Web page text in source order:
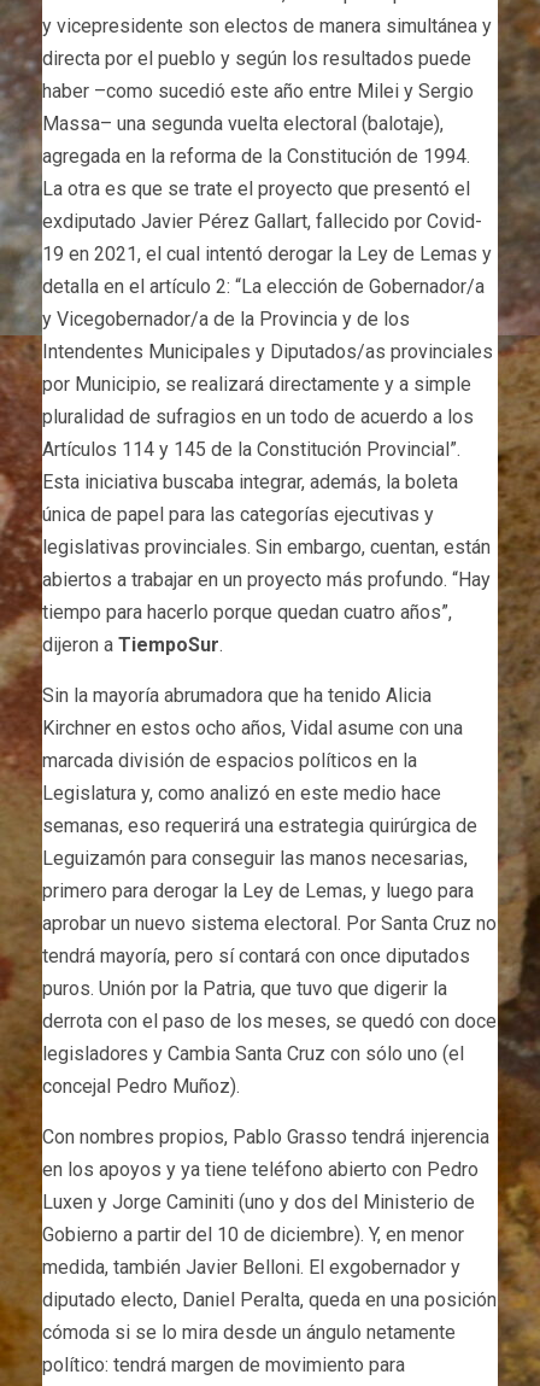
y vicepresidente son electos de manera simultánea y
directa por el pueblo y según los resultados puede
haber –como sucedió este año entre Milei y Sergio
Massa– una segunda vuelta electoral (balotaje),
agregada en la reforma de la Constitución de 1994.
La otra es que se trate el proyecto que presentó el
exdiputado Javier Pérez Gallart, fallecido por Covid-
19 en 2021, el cual intentó derogar la Ley de Lemas y
detalla en el artículo 2: “La elección de Gobernador/a
y Vicegobernador/a de la Provincia y de los
Intendentes Municipales y Diputados/as provinciales
por Municipio, se realizará directamente y a simple
pluralidad de sufragios en un todo de acuerdo a los
Artículos 114 y 145 de la Constitución Provincial”.
Esta iniciativa buscaba integrar, además, la boleta
única de papel para las categorías ejecutivas y
legislativas provinciales. Sin embargo, cuentan, están
abiertos a trabajar en un proyecto más profundo. “Hay
tiempo para hacerlo porque quedan cuatro años”,
dijeron a TiempoSur.
Sin la mayoría abrumadora que ha tenido Alicia
Kirchner en estos ocho años, Vidal asume con una
marcada división de espacios políticos en la
Legislatura y, como analizó en este medio hace
semanas, eso requerirá una estrategia quirúrgica de
Leguizamón para conseguir las manos necesarias,
primero para derogar la Ley de Lemas, y luego para
aprobar un nuevo sistema electoral. Por Santa Cruz no
tendrá mayoría, pero sí contará con once diputados
puros. Unión por la Patria, que tuvo que digerir la
derrota con el paso de los meses, se quedó con doce
legisladores y Cambia Santa Cruz con sólo uno (el
concejal Pedro Muñoz).
Con nombres propios, Pablo Grasso tendrá injerencia
en los apoyos y ya tiene teléfono abierto con Pedro
Luxen y Jorge Caminiti (uno y dos del Ministerio de
Gobierno a partir del 10 de diciembre). Y, en menor
medida, también Javier Belloni. El exgobernador y
diputado electo, Daniel Peralta, queda en una posición
cómoda si se lo mira desde un ángulo netamente
político: tendrá margen de movimiento para